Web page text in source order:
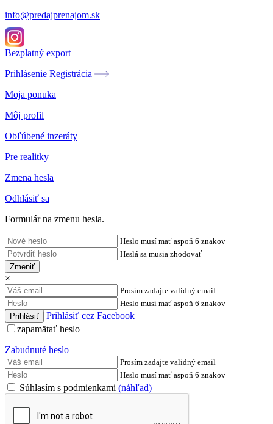
info@predajprenajom.sk
Bezplatný export
Prihlásenie Registrácia
Moja ponuka
Môj profil
Obľúbené inzeráty
Pre realitky
Zmena hesla
Odhlásiť sa
Formulár na zmenu hesla.
Heslo musí mať aspoň 6 znakov
Heslá sa musia zhodovať
Zmeniť
×
Prosím zadajte validný email
Heslo musí mať aspoň 6 znakov
Prihlásiť cez Facebook
zapamätať heslo
Zabudnuté heslo
Prosím zadajte validný email
Heslo musí mať aspoň 6 znakov
Súhlasím s podmienkami (náhľad)